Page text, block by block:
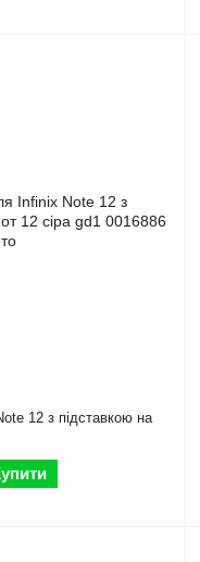
12 з підставкою на